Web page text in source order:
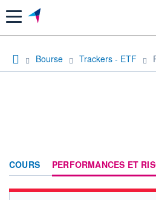
Menu
Bourse Trackers - ETF
COURS PERFORMANCES ET